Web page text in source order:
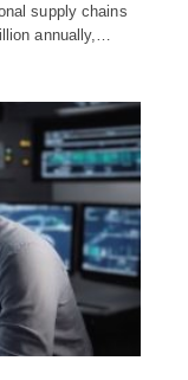
supply chains
annually,…